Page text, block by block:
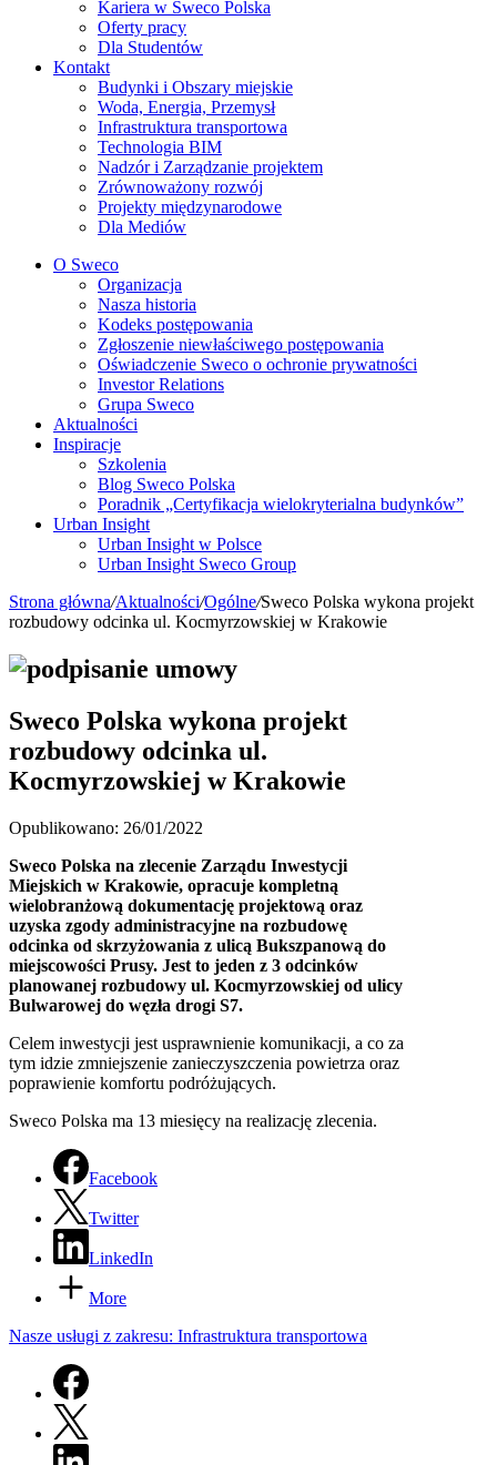
Kariera w Sweco Polska
Oferty pracy
Dla Studentów
Kontakt
Budynki i Obszary miejskie
Woda, Energia, Przemysł
Infrastruktura transportowa
Technologia BIM
Nadzór i Zarządzanie projektem
Zrównoważony rozwój
Projekty międzynarodowe
Dla Mediów
O Sweco
Organizacja
Nasza historia
Kodeks postępowania
Zgłoszenie niewłaściwego postępowania
Oświadczenie Sweco o ochronie prywatności
Investor Relations
Grupa Sweco
Aktualności
Inspiracje
Szkolenia
Blog Sweco Polska
Poradnik „Certyfikacja wielokryterialna budynków”
Urban Insight
Urban Insight w Polsce
Urban Insight Sweco Group
Strona główna/Aktualności/Ogólne/Sweco Polska wykona projekt
rozbudowy odcinka ul. Kocmyrzowskiej w Krakowie
Sweco Polska wykona projekt
rozbudowy odcinka ul.
Kocmyrzowskiej w Krakowie
Opublikowano: 26/01/2022
Sweco Polska na zlecenie Zarządu Inwestycji
Miejskich w Krakowie, opracuje kompletną
wielobranżową dokumentację projektową oraz
uzyska zgody administracyjne na rozbudowę
odcinka od skrzyżowania z ulicą Bukszpanową do
miejscowości Prusy. Jest to jeden z 3 odcinków
planowanej rozbudowy ul. Kocmyrzowskiej od ulicy
Bulwarowej do węzła drogi S7.
Celem inwestycji jest usprawnienie komunikacji, a co za
tym idzie zmniejszenie zanieczyszczenia powietrza oraz
poprawienie komfortu podróżujących.
Sweco Polska ma 13 miesięcy na realizację zlecenia.
Facebook
Twitter
LinkedIn
More
Nasze usługi z zakresu: Infrastruktura transportowa